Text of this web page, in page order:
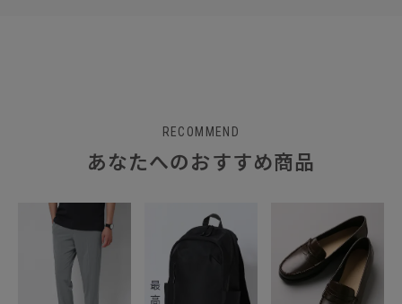
RECOMMEND
あなたへのおすすめ商品